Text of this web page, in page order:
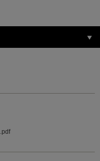
.pdf